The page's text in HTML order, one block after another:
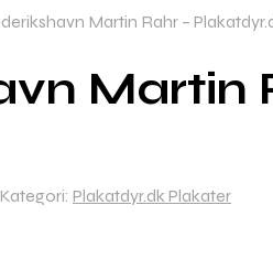
Martin Rahr –
Martin
Kategori: Plakatdyr.dk Plakater